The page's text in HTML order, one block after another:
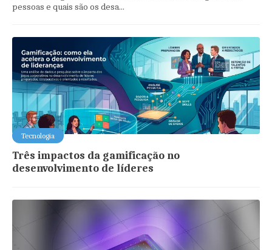
pessoas e quais são os desa...
Tecnologia
Três impactos da gamificação no
desenvolvimento de líderes